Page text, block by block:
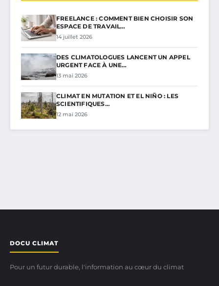
FREELANCE : COMMENT BIEN CHOISIR SON
ESPACE DE TRAVAIL…
14 juillet 2026
DES CLIMATOLOGUES LANCENT UN APPEL
URGENT FACE À UNE…
13 mai 2026
CLIMAT EN MUTATION ET EL NIÑO : LES
SCIENTIFIQUES…
12 mai 2026
DOCU CLIMAT
Pour un futur durable, l'information au cœur du climat